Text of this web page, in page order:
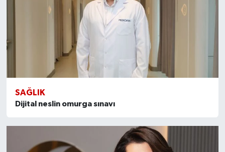
SAĞLIK
Dijital neslin omurga sınavı